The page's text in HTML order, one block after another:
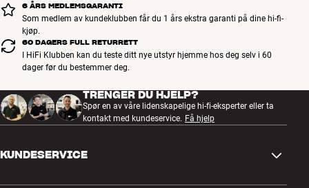
6 ÅRS MEDLEMSGARANTI
Som medlem av kundeklubben får du 1 års ekstra garanti på dine hi-fi-
kjøp.
60 DAGERS FULL RETURRETT
I HiFi Klubben kan du teste ditt nye utstyr hjemme hos deg selv i 60
dager før du bestemmer deg.
TRENGER DU HJELP?
Spør en av våre lidenskapelige hi-fi-eksperter eller ta
kontakt med kundeservice. Få hjelp
KUNDESERVICE